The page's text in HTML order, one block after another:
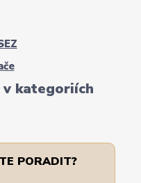
v kategoriích
PORADIT?